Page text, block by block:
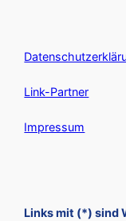
Link-Partner
Impressum
Links mit (*) sind